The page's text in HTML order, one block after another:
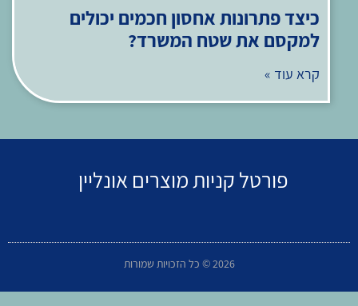
כיצד פתרונות אחסון חכמים יכולים
למקסם את שטח המשרד?
קרא עוד »
פורטל קניות מוצרים אונליין
2026 © כל הזכויות שמורות